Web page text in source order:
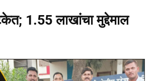
1.55 लाखांचा मुद्देमाल